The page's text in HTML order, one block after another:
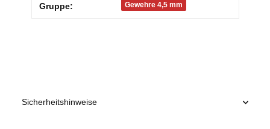
Gruppe: Gewehre 4,5 mm
Sicherheitshinweise